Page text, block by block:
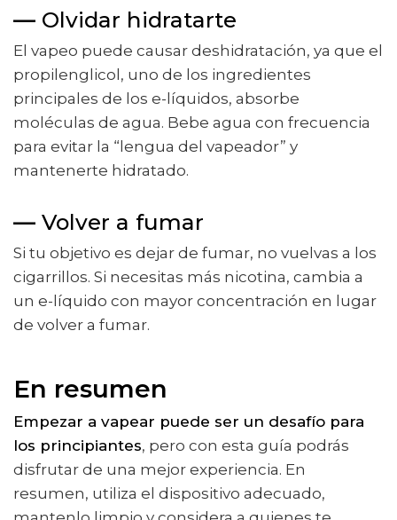
— Olvidar hidratarte
El vapeo puede causar deshidratación, ya que el
propilenglicol, uno de los ingredientes
principales de los e-líquidos, absorbe
moléculas de agua. Bebe agua con frecuencia
para evitar la “lengua del vapeador” y
mantenerte hidratado.
— Volver a fumar
Si tu objetivo es dejar de fumar, no vuelvas a los
cigarrillos. Si necesitas más nicotina, cambia a
un e-líquido con mayor concentración en lugar
de volver a fumar.
En resumen
Empezar a vapear puede ser un desafío para
los principiantes, pero con esta guía podrás
disfrutar de una mejor experiencia. En
resumen, utiliza el dispositivo adecuado,